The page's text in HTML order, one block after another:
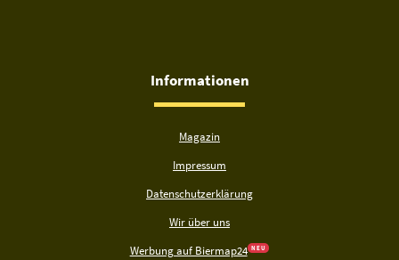
Informationen
Magazin
Impressum
Datenschutzerklärung
Wir über uns
Werbung auf Biermap24 N E U